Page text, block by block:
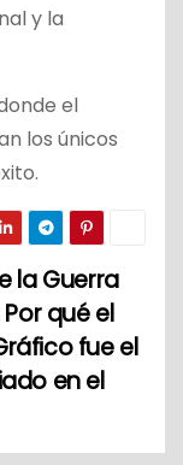
y la
el
los únicos
la Guerra
Por qué el
fue el
en el